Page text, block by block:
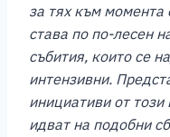
за тях към
става по по-лесен
събития, които се
интензивни.
инициативи от
идват на подобни